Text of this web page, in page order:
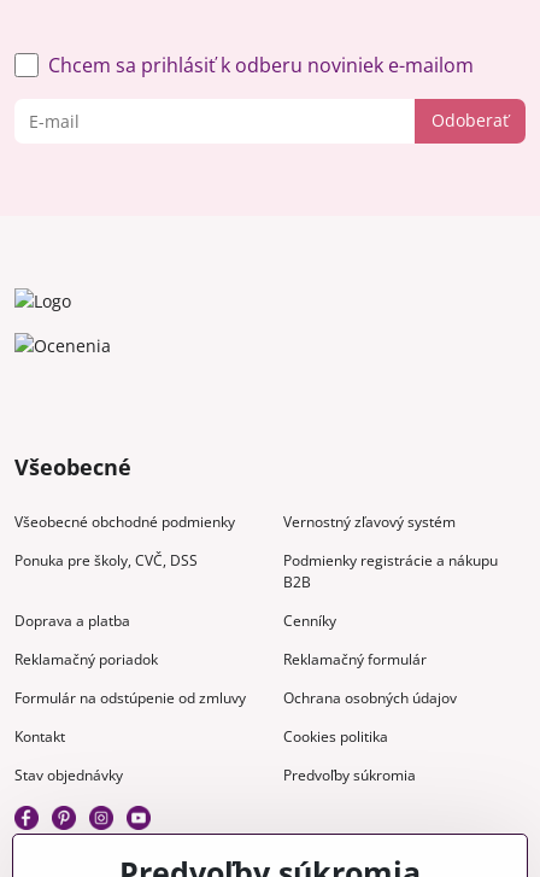
Odoberať
Chcem sa prihlásiť k odberu noviniek e-mailom
Všeobecné
Všeobecné obchodné podmienky
Vernostný zľavový systém
Ponuka pre školy, CVČ, DSS
Podmienky registrácie a nákupu
B2B
Doprava a platba
Cenníky
Reklamačný poriadok
Reklamačný formulár
Formulár na odstúpenie od zmluvy
Ochrana osobných údajov
Kontakt
Cookies politika
Stav objednávky
Predvoľby súkromia